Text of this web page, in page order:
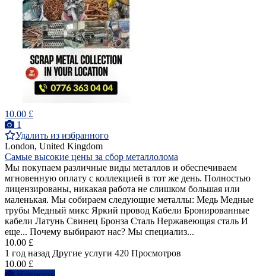
10.00 £
1
Удалить из избранного
London, United Kingdom
Самые высокие цены за сбор металлолома
Мы покупаем различные виды металлов и обеспечиваем
мгновенную оплату с коллекцией в тот же день. Полностью
лицензированы, никакая работа не слишком большая или
маленькая. Мы собираем следующие металлы: Медь Медные
трубы Медный микс Яркий провод Кабели Бронированные
кабели Латунь Свинец Бронза Сталь Нержавеющая сталь И
еще... Почему выбирают нас? Мы специализ...
10.00 £
1 год назад Другие услуги 420 Просмотров
10.00 £